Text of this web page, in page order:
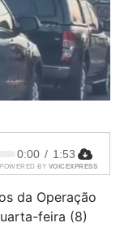
0:00 / 1:53
POWERED BY VOICEXPRESS
da Operação
feira (8)